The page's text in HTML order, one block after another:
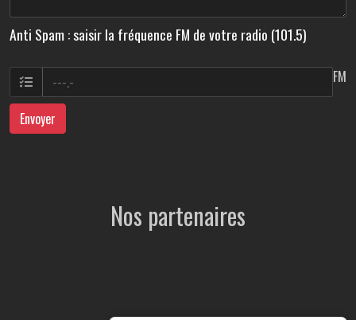
Anti Spam : saisir la fréquence FM de votre radio (101.5)
FM
Envoyer
Nos partenaires